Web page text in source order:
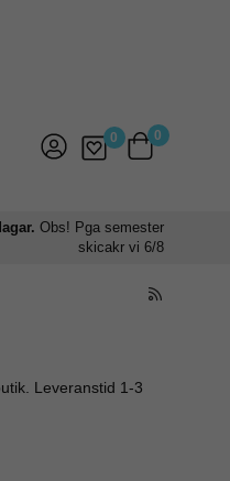
0 0
Obs! Pga semester
skicakr vi 6/8
Leveranstid 1-3